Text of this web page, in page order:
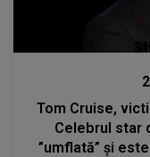
Tom Cruise,
Celebrul star
”umflată” și